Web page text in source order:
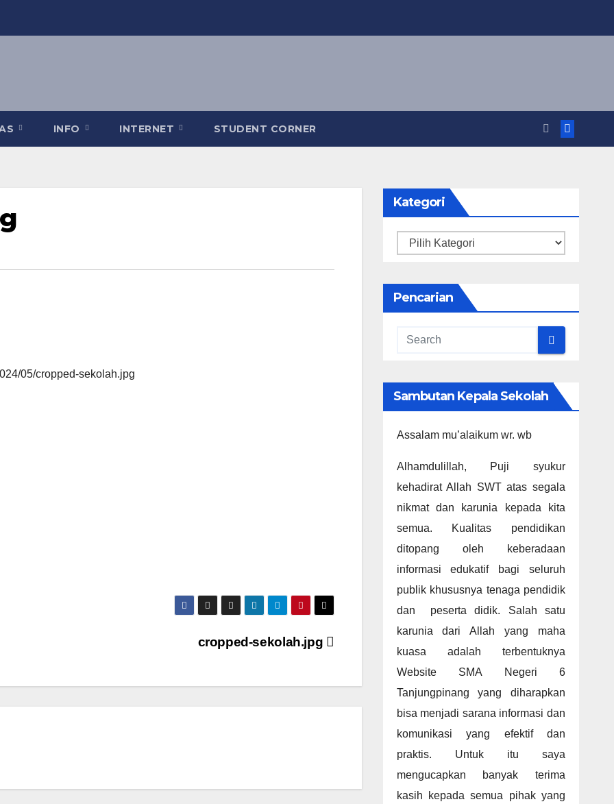
INFO INTERNET STUDENT CORNER
05/cropped-sekolah.jpg
cropped-sekolah.jpg
Kategori
Kategori
Pencarian
Sambutan Kepala Sekolah
Assalam mu’alaikum wr. wb
Alhamdulillah, Puji syukur
kehadirat Allah SWT atas segala
nikmat dan karunia kepada kita
semua. Kualitas pendidikan
ditopang oleh keberadaan
informasi edukatif bagi seluruh
publik khususnya tenaga pendidik
dan peserta didik. Salah satu
karunia dari Allah yang maha
kuasa adalah terbentuknya
Website SMA Negeri 6
Tanjungpinang yang diharapkan
bisa menjadi sarana informasi dan
komunikasi yang efektif dan
praktis. Untuk itu saya
mengucapkan banyak terima
kasih kepada semua pihak yang